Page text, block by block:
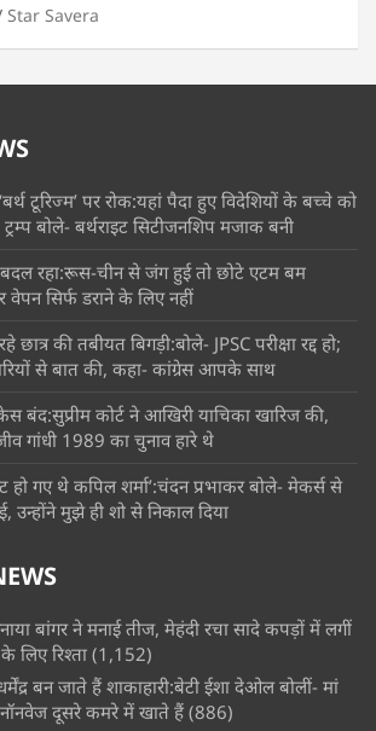
Star Savera
टूरिज्म’ पर रोक:यहां पैदा हुए विदेशियों के बच्चे को
ट्रम्प बोले- बर्थराइट सिटीजनशिप मजाक बनी
बदल रहा:रूस-चीन से जंग हुई तो छोटे एटम बम
वेपन सिर्फ डराने के लिए नहीं
की तबीयत बिगड़ी:बोले- JPSC परीक्षा रद्द हो;
से बात की, कहा- कांग्रेस आपके साथ
बंद:सुप्रीम कोर्ट ने आखिरी याचिका खारिज की,
गांधी 1989 का चुनाव हारे थे
हो गए थे कपिल शर्मा’:चंदन प्रभाकर बोले- मेकर्स से
उन्होंने मुझे ही शो से निकाल दिया
बांगर ने मनाई तीज, मेहंदी रचा सादे कपड़ों में लगीं
लिए रिश्ता (1,152)
बन जाते हैं शाकाहारी:बेटी ईशा देओल बोलीं- मां
दूसरे कमरे में खाते हैं (886)